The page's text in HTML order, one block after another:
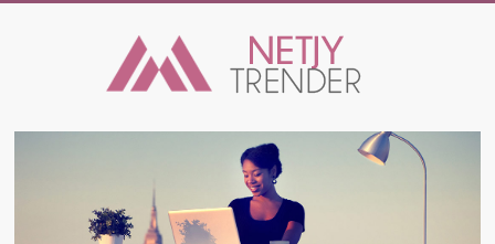
Trender
aktiviteter